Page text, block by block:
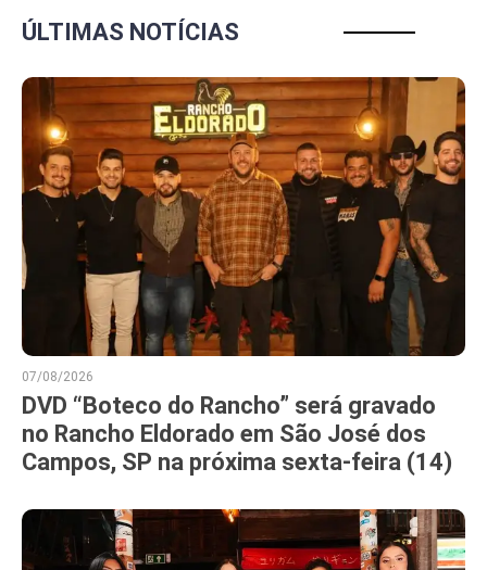
ÚLTIMAS NOTÍCIAS
07/08/2026
DVD “Boteco do Rancho” será gravado
no Rancho Eldorado em São José dos
Campos, SP na próxima sexta-feira (14)